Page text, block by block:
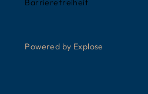
Barrierefreiheit
Powered by Explose